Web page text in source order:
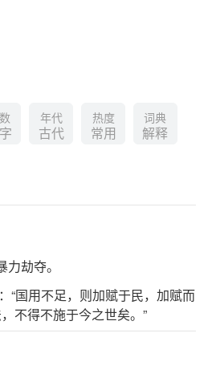
年代
古代
热度
常用
词典
解释
劫夺。
“国用不足，则加赋于民，加赋而
不得不施于今之世矣。”